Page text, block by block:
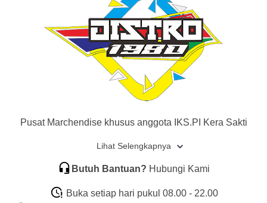
Pusat Marchendise khusus anggota IKS.PI Kera Sakti
Lihat Selengkapnya
Butuh Bantuan? Hubungi Kami
Buka setiap hari pukul 08.00 - 22.00